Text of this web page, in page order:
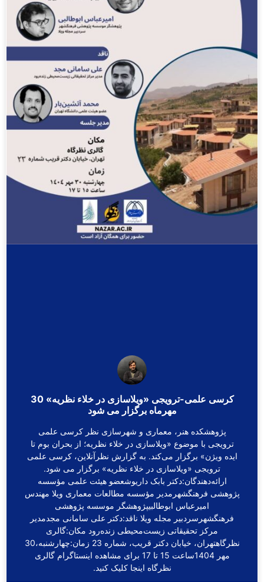
کرسی علمی-ترویجی «ویلاسازی در خلاء نظریه» 30
مهرماه برگزار می شود
پژوهشکده هنر، معماری و شهرسازی نظر کرسی علمی
ترویجی با موضوع «ویلاسازی در خلاء نظریه؛ از بحران بوم تا
ایده ویژن» برگزار می‌کند. به گزارش نظرآنلاین، کرسی علمی
ترویجی «ویلاسازی در خلاء نظریه» برگزار می شود.
ارائه‌دهندگان:دکتر بابک داریوشعضو هیئت علمی مؤسسه
پژوهشی فرهنگشهرمدیر مؤسسه مطالعات معماری ویلا مهندس
امیرعباس ابوطالبیپژوهشگر موسسه پژوهشی
فرهنگشهرسردبیر مجله ویلا ناقد:دکتر علی سامانی مجدمدیر
مرکز تحقیقاتی زیست‌محیطی زنده‌رود مکان:گالری
نظرگاهتهران، خیابان دکتر قریب، شماره 23 زمان:چهارشنبه،30
مهر 1404ساعت 15 تا 17 برای مشاهده اینستاگرام گالری
نظرگاه اینجا کلیک کنید.